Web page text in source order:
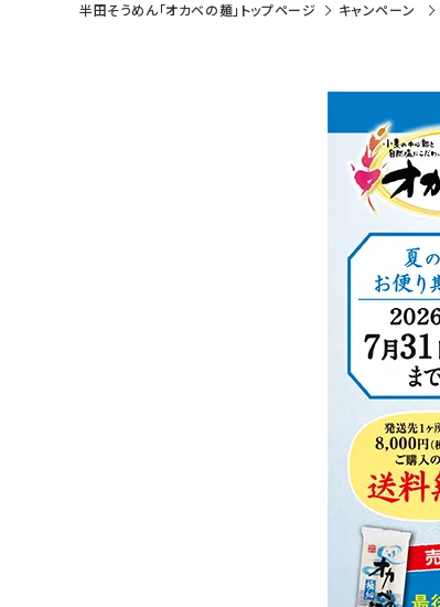
半田そうめん「オカベの麺」トップページ キャンペーン